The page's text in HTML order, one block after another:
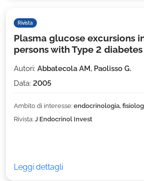
Rivista
Plasma glucose excursions
persons with Type 2
Autori: Abbatecola AM, Paolisso G.
Data: 2005
Ambito di interesse: endocrinologia,
Rivista: J Endocrinol Invest
Leggi dettagli